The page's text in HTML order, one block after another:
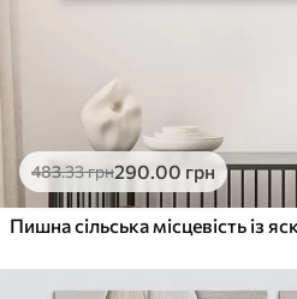
483.33грн290.00 грн